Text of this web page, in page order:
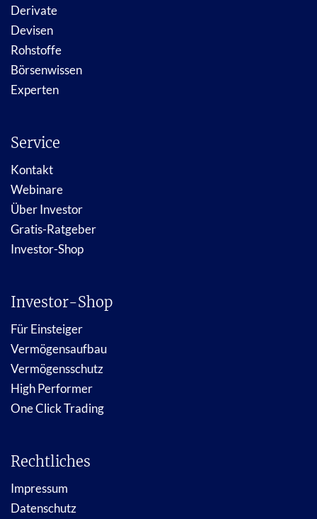
Derivate
Devisen
Rohstoffe
Börsenwissen
Experten
Service
Kontakt
Webinare
Über Investor
Gratis-Ratgeber
Investor-Shop
Investor-Shop
Für Einsteiger
Vermögensaufbau
Vermögensschutz
High Performer
One Click Trading
Rechtliches
Impressum
Datenschutz